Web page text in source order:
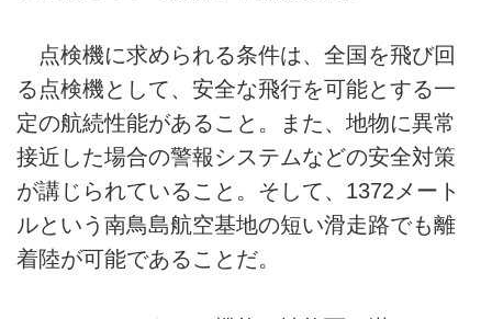
点検機に求められる条件は、全国を飛び回
る点検機として、安全な飛行を可能とする一
定の航続性能があること。また、地物に異常
接近した場合の警報システムなどの安全対策
が講じられていること。そして、1372メート
ルという南鳥島航空基地の短い滑走路でも離
着陸が可能であることだ。